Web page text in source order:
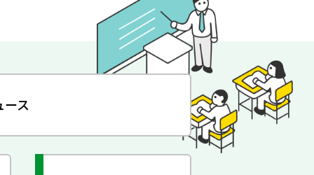
ース